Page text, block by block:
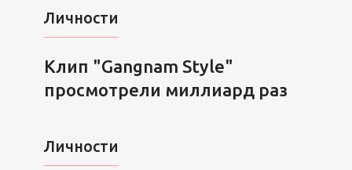
Личности
Клип "Gangnam Style"
просмотрели миллиард раз
Личности